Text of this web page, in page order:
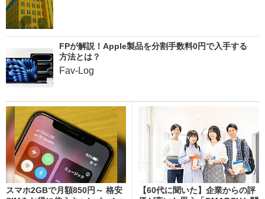
FPが解説！Apple製品を分割手数料0円で入手する
方法とは？
Fav-Log
スマホ2GBで月額850円～ 格安
【60代に聞いた】企業からの評